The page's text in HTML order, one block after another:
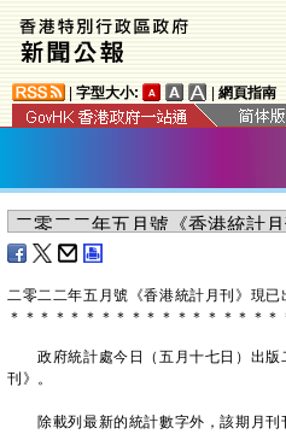
字型大小: 網頁指南
二零二二年五月號《香港統計月刊》現已
＊ ＊ ＊ ＊ ＊ ＊ ＊ ＊ ＊ ＊ ＊ ＊ ＊ ＊ ＊ ＊ ＊ ＊
政府統計處今日（五月十七日）出版
刊》。
除載列最新的統計數字外，該期月刊